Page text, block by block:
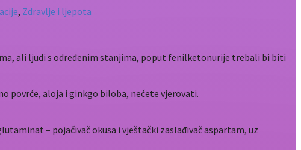
, Zdravlje i ljepota
ali ljudi s određenim stanjima, poput fenilketonurije trebali bi biti
povrće, aloja i ginkgo biloba, nećete vjerovati.
– pojačivač okusa i vještački zaslađivač aspartam, uz